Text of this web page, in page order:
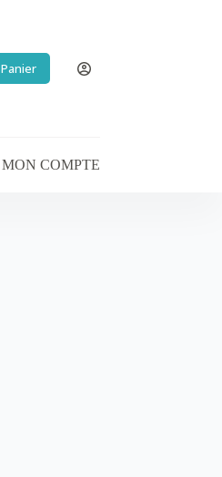
Panier
MON COMPTE